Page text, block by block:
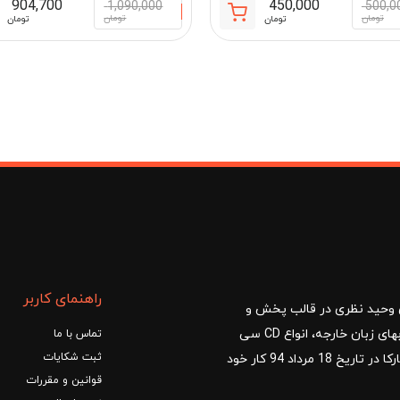
تومان
اصلی:
450,000
تومان
فعلی:
1,090,000
تومان
904,700
تومان
با مدیریت آقای وحید نظری در قالب پخش و
توزیع کتب درسی و کمک آموزشی، کتب دانشگاهی، کتابهای زبان خارجه، انواع CD سی
دی و DVD دی وی دی شروع کرد.فروشگاه آنلاین کتاب مارکا در تاریخ 18 مرداد 94 کار خود
راهنمای کاربر
تماس با ما
ثبت شکایات
قوانین و مقررات